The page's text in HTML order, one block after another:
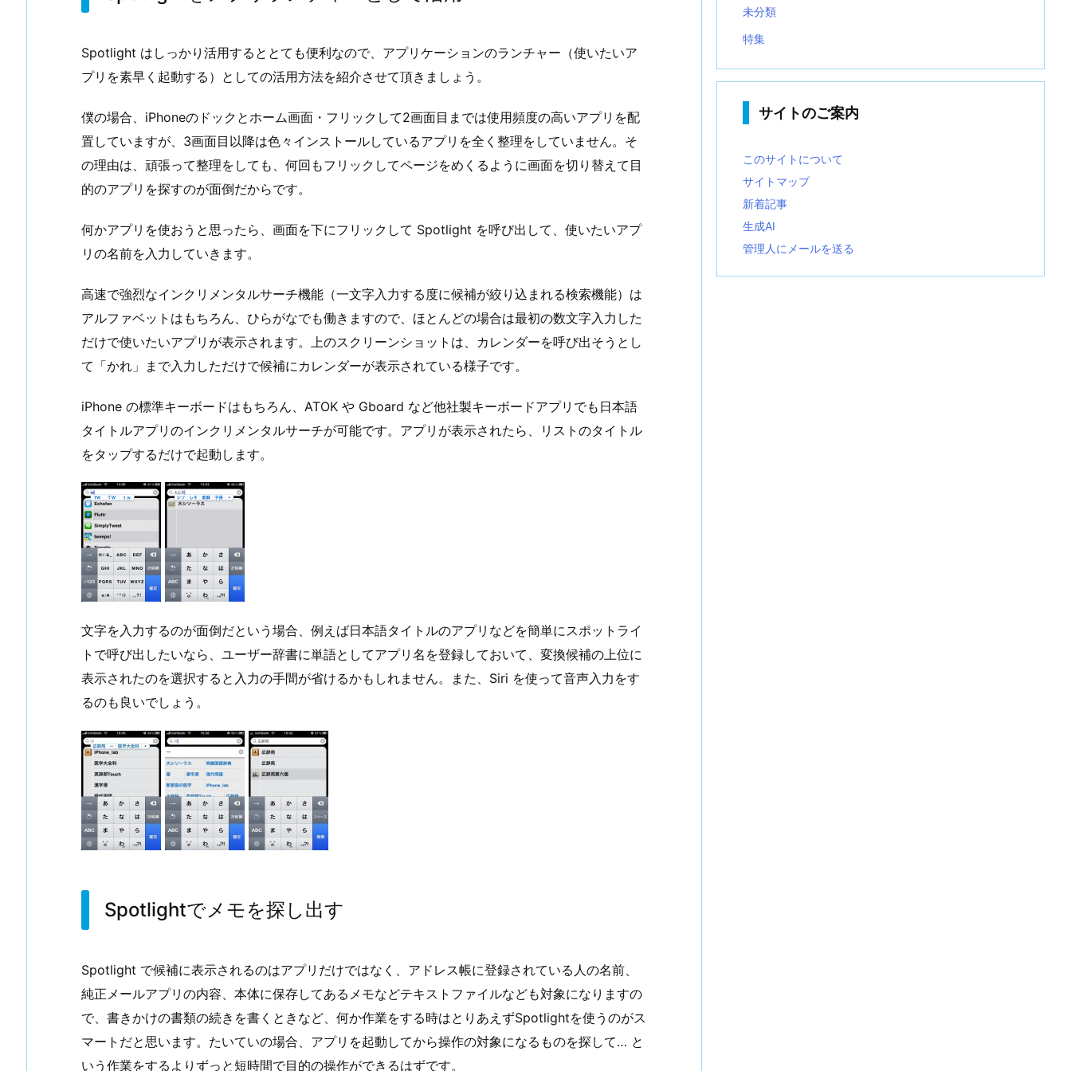
Spotlight はしっかり活用するととても便利なので、アプリケーションのランチャー（使いたいア
プリを素早く起動する）としての活用方法を紹介させて頂きましょう。
僕の場合、iPhoneのドックとホーム画面・フリックして2画面目までは使用頻度の高いアプリを配
置していますが、3画面目以降は色々インストールしているアプリを全く整理をしていません。そ
の理由は、頑張って整理をしても、何回もフリックしてページをめくるように画面を切り替えて目
的のアプリを探すのが面倒だからです。
何かアプリを使おうと思ったら、画面を下にフリックして Spotlight を呼び出して、使いたいアプ
リの名前を入力していきます。
高速で強烈なインクリメンタルサーチ機能（一文字入力する度に候補が絞り込まれる検索機能）は
アルファベットはもちろん、ひらがなでも働きますので、ほとんどの場合は最初の数文字入力した
だけで使いたいアプリが表示されます。上のスクリーンショットは、カレンダーを呼び出そうとし
て「かれ」まで入力しただけで候補にカレンダーが表示されている様子です。
iPhone の標準キーボードはもちろん、ATOK や Gboard など他社製キーボードアプリでも日本語
タイトルアプリのインクリメンタルサーチが可能です。アプリが表示されたら、リストのタイトル
をタップするだけで起動します。
文字を入力するのが面倒だという場合、例えば日本語タイトルのアプリなどを簡単にスポットライ
トで呼び出したいなら、ユーザー辞書に単語としてアプリ名を登録しておいて、変換候補の上位に
表示されたのを選択すると入力の手間が省けるかもしれません。また、Siri を使って音声入力をす
るのも良いでしょう。
Spotlightでメモを探し出す
Spotlight で候補に表示されるのはアプリだけではなく、アドレス帳に登録されている人の名前、
純正メールアプリの内容、本体に保存してあるメモなどテキストファイルなども対象になりますの
で、書きかけの書類の続きを書くときなど、何か作業をする時はとりあえずSpotlightを使うのがス
マートだと思います。たいていの場合、アプリを起動してから操作の対象になるものを探して… と
いう作業をするよりずっと短時間で目的の操作ができるはずです。
未分類
特集
サイトのご案内
このサイトについて
サイトマップ
新着記事
生成AI
管理人にメールを送る